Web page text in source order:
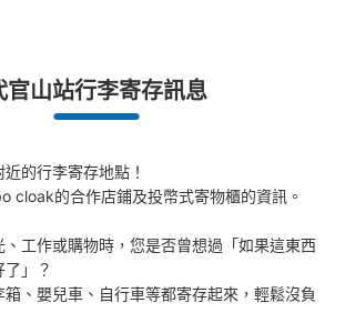
官山站行李寄存訊息
的行李寄存地點！
cloak的合作店鋪及投幣式寄物櫃的資訊。
工作或購物時，您是否曾想過「如果這東西
」？
、嬰兒車、自行車等都寄存起來，輕鬆沒負